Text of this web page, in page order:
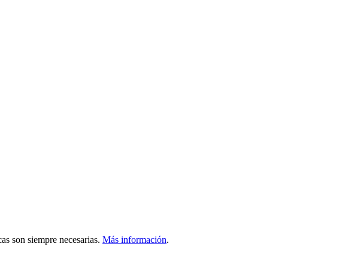
son siempre necesarias. Más información.